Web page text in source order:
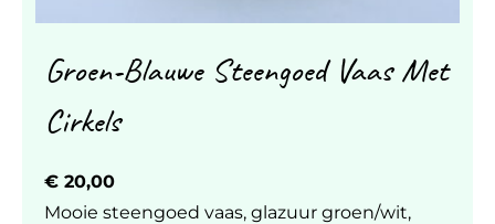
Groen-Blauwe Steengoed Vaas Met
Cirkels
€ 20,00
Mooie steengoed vaas, glazuur groen/wit,